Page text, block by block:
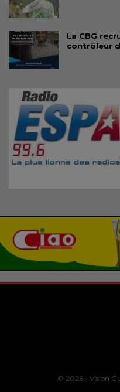
La CBG
contrôleur
© 2026 - Vision